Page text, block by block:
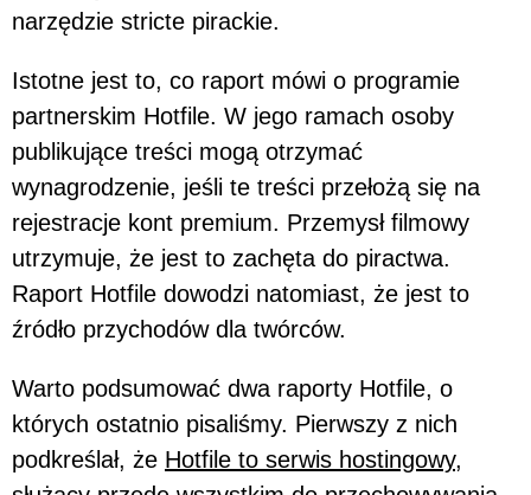
narzędzie stricte pirackie.
Istotne jest to, co raport mówi o programie
partnerskim Hotfile. W jego ramach osoby
publikujące treści mogą otrzymać
wynagrodzenie, jeśli te treści przełożą się na
rejestracje kont premium. Przemysł filmowy
utrzymuje, że jest to zachęta do piractwa.
Raport Hotfile dowodzi natomiast, że jest to
źródło przychodów dla twórców.
Warto podsumować dwa raporty Hotfile, o
których ostatnio pisaliśmy. Pierwszy z nich
podkreślał, że Hotfile to serwis hostingowy,